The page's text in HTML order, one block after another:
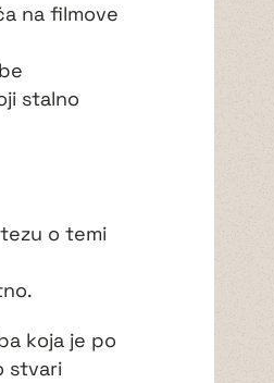
na filmove
stalno
o temi
koja je po
stvari